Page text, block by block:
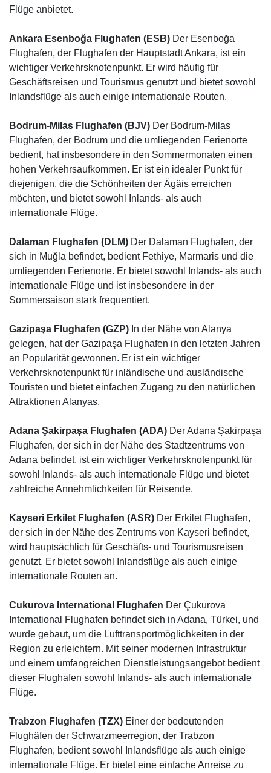
Flüge anbietet.
Ankara Esenboğa Flughafen (ESB) Der Esenboğa
Flughafen, der Flughafen der Hauptstadt Ankara, ist ein
wichtiger Verkehrsknotenpunkt. Er wird häufig für
Geschäftsreisen und Tourismus genutzt und bietet sowohl
Inlandsflüge als auch einige internationale Routen.
Bodrum-Milas Flughafen (BJV) Der Bodrum-Milas
Flughafen, der Bodrum und die umliegenden Ferienorte
bedient, hat insbesondere in den Sommermonaten einen
hohen Verkehrsaufkommen. Er ist ein idealer Punkt für
diejenigen, die die Schönheiten der Ägäis erreichen
möchten, und bietet sowohl Inlands- als auch
internationale Flüge.
Dalaman Flughafen (DLM) Der Dalaman Flughafen, der
sich in Muğla befindet, bedient Fethiye, Marmaris und die
umliegenden Ferienorte. Er bietet sowohl Inlands- als auch
internationale Flüge und ist insbesondere in der
Sommersaison stark frequentiert.
Gazipaşa Flughafen (GZP) In der Nähe von Alanya
gelegen, hat der Gazipaşa Flughafen in den letzten Jahren
an Popularität gewonnen. Er ist ein wichtiger
Verkehrsknotenpunkt für inländische und ausländische
Touristen und bietet einfachen Zugang zu den natürlichen
Attraktionen Alanyas.
Adana Şakirpaşa Flughafen (ADA) Der Adana Şakirpaşa
Flughafen, der sich in der Nähe des Stadtzentrums von
Adana befindet, ist ein wichtiger Verkehrsknotenpunkt für
sowohl Inlands- als auch internationale Flüge und bietet
zahlreiche Annehmlichkeiten für Reisende.
Kayseri Erkilet Flughafen (ASR) Der Erkilet Flughafen,
der sich in der Nähe des Zentrums von Kayseri befindet,
wird hauptsächlich für Geschäfts- und Tourismusreisen
genutzt. Er bietet sowohl Inlandsflüge als auch einige
internationale Routen an.
Cukurova International Flughafen Der Çukurova
International Flughafen befindet sich in Adana, Türkei, und
wurde gebaut, um die Lufttransportmöglichkeiten in der
Region zu erleichtern. Mit seiner modernen Infrastruktur
und einem umfangreichen Dienstleistungsangebot bedient
dieser Flughafen sowohl Inlands- als auch internationale
Flüge.
Trabzon Flughafen (TZX) Einer der bedeutenden
Flughäfen der Schwarzmeerregion, der Trabzon
Flughafen, bedient sowohl Inlandsflüge als auch einige
internationale Flüge. Er bietet eine einfache Anreise zu